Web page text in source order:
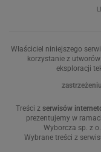
Właściciel niniejszego
korzystanie z
eksploracji
Treści z serwisów
prezentujemy w
Wyborcza sp. z
Wybrane treści z